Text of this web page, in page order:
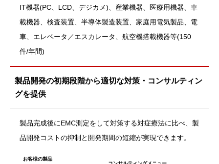
IT機器(PC、LCD、デジカメ)、産業機器、医療用機器、車
載機器、検査装置、半導体製造装置、家庭用電気製品、電
車、エレベータ／エスカレータ、航空機搭載機器等(150
件/年間)
製品開発の初期段階から適切な対策・コンサルティン
グを提供
製品完成後にEMC測定をして対策する対症療法に比べ、製
品開発コストの抑制と開発期間の短縮が実現できます。
お客様の製品